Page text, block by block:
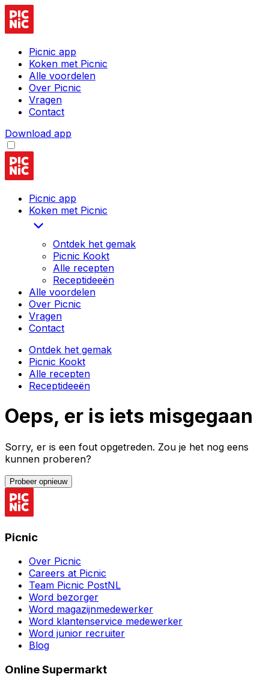
Picnic app
Koken met Picnic
Alle voordelen
Over Picnic
Vragen
Contact
Download app
Picnic app
Koken met Picnic
Ontdek het gemak
Picnic Kookt
Alle recepten
Receptideeën
Alle voordelen
Over Picnic
Vragen
Contact
Ontdek het gemak
Picnic Kookt
Alle recepten
Receptideeën
Oeps, er is iets misgegaan
Sorry, er is een fout opgetreden. Zou je het nog eens
kunnen proberen?
Probeer opnieuw
Picnic
Over Picnic
Careers at Picnic
Team Picnic PostNL
Word bezorger
Word magazijnmedewerker
Word klantenservice medewerker
Word junior recruiter
Blog
Online Supermarkt